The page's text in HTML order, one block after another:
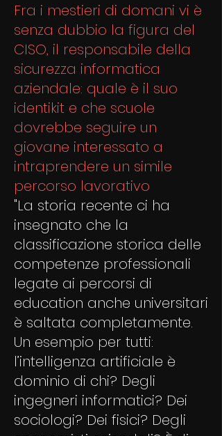
Fra i mestieri di domani vi è
senza dubbio la figura del
CISO, il responsabile della
sicurezza informatica
aziendale: quale è il suo
identikit e che scuole
dovrebbe seguire un
giovane interessato a
intraprendere un simile
percorso lavorativo
"La storia recente ci ha
insegnato che la
classificazione storica delle
competenze professionali
legate ai percorsi di
education anche universitari
è saltata completamente.
Un esempio per tutti:
l’intelligenza artificiale è
dominio di chi? Degli
ingegneri informatici? Dei
sociologi? Dei fisici? Degli